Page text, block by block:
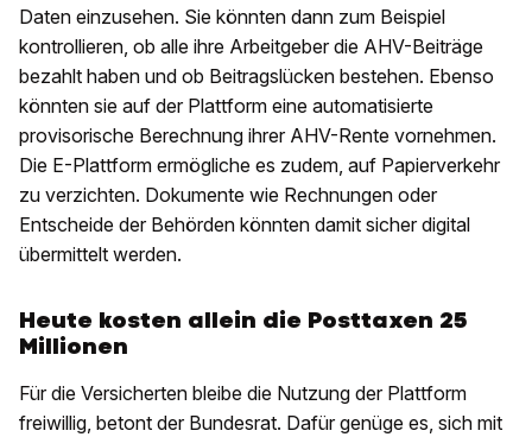
Daten einzusehen. Sie könnten dann zum Beispiel
kontrollieren, ob alle ihre Arbeitgeber die AHV-Beiträge
bezahlt haben und ob Beitragslücken bestehen. Ebenso
könnten sie auf der Plattform eine automatisierte
provisorische Berechnung ihrer AHV-Rente vornehmen.
Die E-Plattform ermögliche es zudem, auf Papierverkehr
zu verzichten. Dokumente wie Rechnungen oder
Entscheide der Behörden könnten damit sicher digital
übermittelt werden.
Heute kosten allein die Posttaxen 25
Millionen
Für die Versicherten bleibe die Nutzung der Plattform
freiwillig, betont der Bundesrat. Dafür genüge es, sich mit